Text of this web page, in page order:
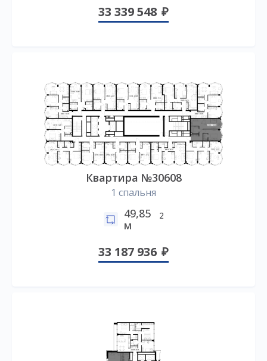
33 339 548
Квартира №30608
1 спальня
49,85
м
2
33 187 936